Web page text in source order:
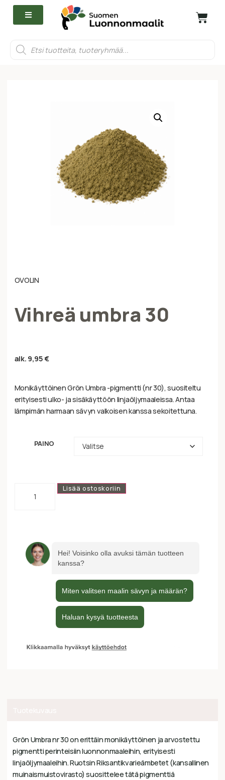
OVOLIN
Vihreä umbra 30
alk. 9,95€
Monikäyttöinen Grön Umbra -pigmentti (nr 30), suositeltu
erityisesti ulko- ja sisäkäyttöön linjaöljymaaleissa. Antaa
lämpimän harmaan sävyn valkoisen kanssa sekoitettuna.
PAINO
Lisää ostoskoriin
Grön Umbra nr 30 on erittäin monikäyttöinen ja arvostettu
pigmentti perinteisiin luonnonmaaleihin, erityisesti
linjaöljymaaleihin. Ruotsin Riksantikvarieämbetet (kansallinen
muinaismuistovirasto) suosittelee tätä pigmenttiä